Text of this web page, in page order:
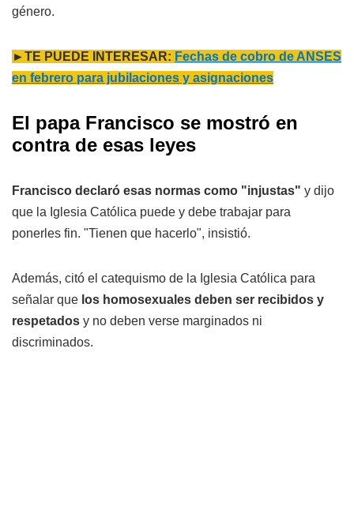
género.
►TE PUEDE INTERESAR: Fechas de cobro de ANSES
en febrero para jubilaciones y asignaciones
El papa Francisco se mostró en
contra de esas leyes
Francisco declaró esas normas como "injustas" y dijo
que la Iglesia Católica puede y debe trabajar para
ponerles fin. "Tienen que hacerlo", insistió.
Además, citó el catequismo de la Iglesia Católica para
señalar que los homosexuales deben ser recibidos y
respetados y no deben verse marginados ni
discriminados.